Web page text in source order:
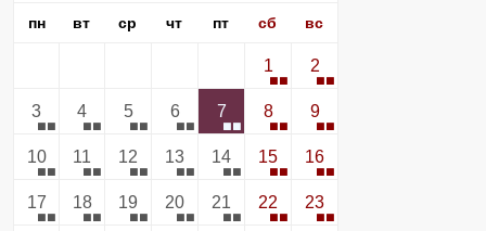
пн вт ср чт пт сб вс
1 2
3 4 5 6 7 8 9
10 11 12 13 14 15 16
17 18 19 20 21 22 23